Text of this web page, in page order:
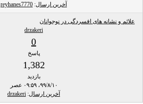
آخرین ارسال:
reyhanes7770
علائم و نشانه های افسردگی در نوجوانان
drzakeri
0
پاسخ
1,382
بازدید
۹۹/۸/۱۰، ۰۹:۵۹ عصر
آخرین ارسال:
drzakeri